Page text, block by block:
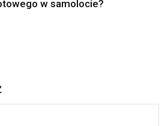
w samolocie?